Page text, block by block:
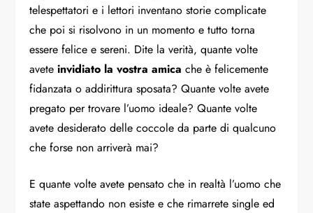
telespettatori e i lettori inventano storie complicate
che poi si risolvono in un momento e tutto torna
essere felice e sereni. Dite la verità, quante volte
aveteinvidiato la vostra amica che è felicemente
fidanzata o addirittura sposata? Quante volte avete
pregato per trovare l’uomo ideale? Quante volte
avete desiderato delle coccole da parte di qualcuno
che forse non arriverà mai?
E quante volte avete pensato che in realtà l’uomo che
state aspettando non esiste e che rimarrete single ed